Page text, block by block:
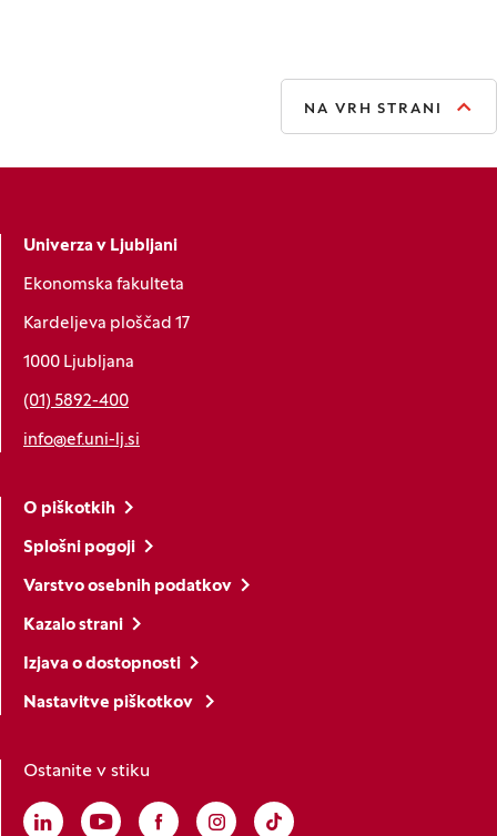
NA VRH STRANI
Univerza v Ljubljani
Ekonomska fakulteta
Kardeljeva ploščad 17
1000 Ljubljana
(01) 5892-400
info@ef.uni-lj.si
O piškotkih
Splošni pogoji
Varstvo osebnih podatkov
Kazalo strani
Izjava o dostopnosti
Nastavitve piškotkov
Ostanite v stiku
Linkedin
(Odpre se v novem oknu)
Youtube
(Odpre se v novem oknu)
Facebook
(Odpre se v novem oknu)
Instagram
(Odpre se v novem oknu)
TikTok
(Odpre se v novem oknu)